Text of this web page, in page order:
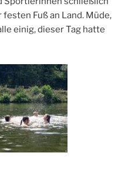
Fuß an Land. Müde,
einig, dieser Tag hatte